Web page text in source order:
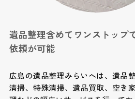
遺品整理含めてワンストップ
依頼が可能
広島の遺品整理みらいへは、遺品
清掃、特殊清掃、遺品買取、空き